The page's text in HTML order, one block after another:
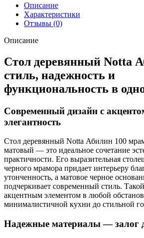
Описание
Характеристики
Отзывы (0)
Описание
Стол деревянный Notta
стиль, надежность и
функциональность в
Современный дизайн с
элегантность
Стол деревянный Notta Абилин 100
матовый — это идеальное сочетание
практичности. Его выразительная
черного мрамора придает интерьеру
утонченность, а матовое черное
подчеркивает современный стиль.
акцентным элементом в любой
минималистичной кухни до стильной
Надежные материалы — залог